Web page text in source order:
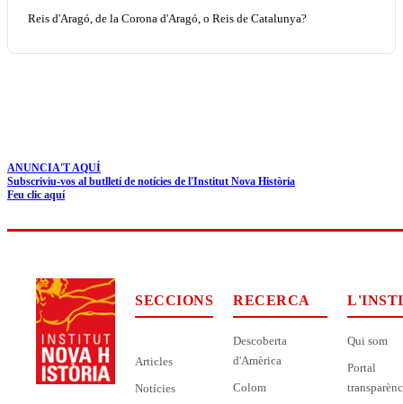
Reis d'Aragó, de la Corona d'Aragó, o Reis de Catalunya?
ANUNCIA'T AQUÍ
Subscriviu-vos al butlletí de notícies de l'Institut Nova Història
Feu clic aquí
SECCIONS
Articles
Notícies
RECERCA
Descoberta
d'Amèrica
Colom
Qui som
Portal